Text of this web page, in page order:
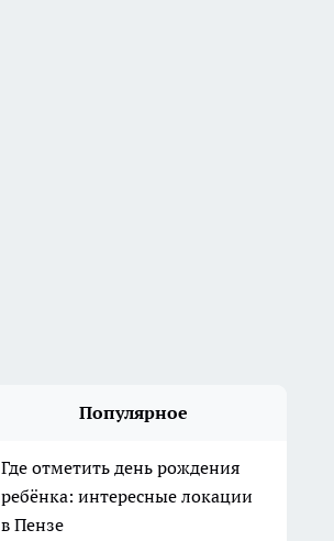
Популярное
Где отметить день рождения
ребёнка: интересные локации
в Пензе